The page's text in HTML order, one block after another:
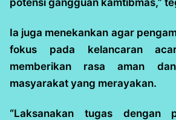
potensi gangguan kamtibmas,”
Ia juga menekankan agar
fokus pada kelancaran
memberikan rasa aman
masyarakat yang merayakan.
“Laksanakan tugas dengan